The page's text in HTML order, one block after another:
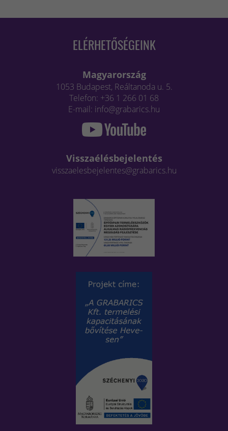
ELÉRHETŐSÉGEINK
Magyarország
1053 Budapest, Reáltanoda u. 5.
Telefon: +36 1 266 01 68
E-mail: info@grabarics.hu
Visszaélésbejelentés
visszaelesbejelentes@grabarics.hu